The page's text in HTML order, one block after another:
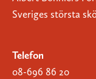
Sveriges största
Telefon
08-696 86 20